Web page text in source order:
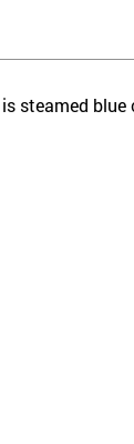
steamed blue